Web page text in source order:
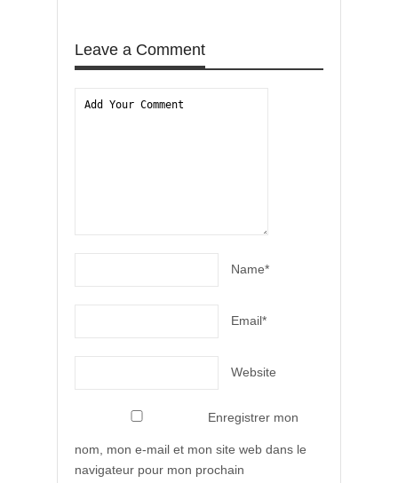
Leave a Comment
Name*
Email*
Website
Enregistrer mon
nom, mon e-mail et mon site web dans le
navigateur pour mon prochain